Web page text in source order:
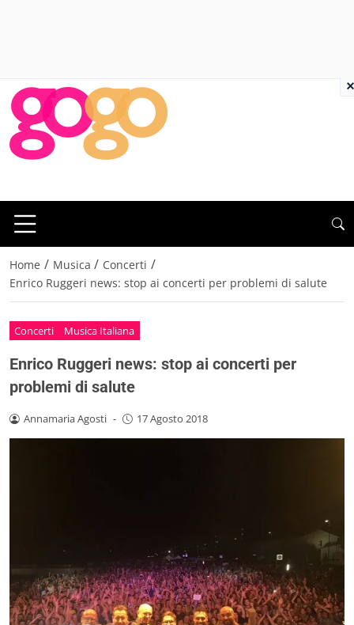
Home / Musica / Concerti /
Enrico Ruggeri news: stop ai concerti per problemi di salute
Concerti Musica Italiana
Enrico Ruggeri news: stop ai concerti per
problemi di salute
Annamaria Agosti - 17 Agosto 2018
×